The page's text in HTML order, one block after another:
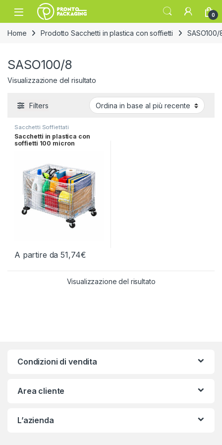
Skip to navigation
Skip to content
Open 0
Home Prodotto Sacchetti in plastica con soffietti SASO100/
SASO100/8
Visualizzazione del risultato
Filters
Sacchetti Soffiettati
Sacchetti in plastica con
soffietti 100 micron
A partire da51,74€
Questo prodotto ha più varianti. Le opzioni possono essere
Visualizzazione del risultato
Condizioni di vendita
Area cliente
L’azienda